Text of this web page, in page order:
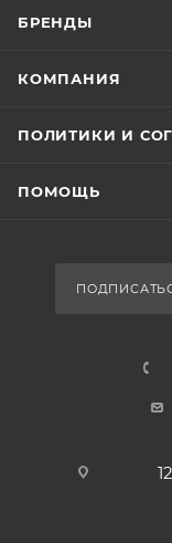
БРЕНДЫ
КОМПАНИЯ
ПОЛИТИКИ И
ПОМОЩЬ